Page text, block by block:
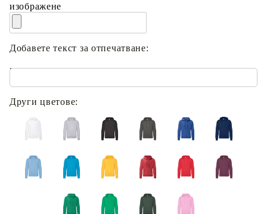
изображене
Добавете текст за отпечатване:
.
Други цветове: